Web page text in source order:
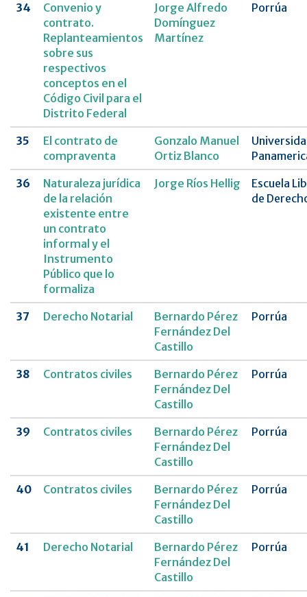
34
Convenio y
contrato.
Replanteamientos
sobre sus
respectivos
conceptos en el
Código Civil para el
Distrito Federal
Jorge Alfredo
Domínguez
Martínez
Porrúa
35
El contrato de
compraventa
Gonzalo Manuel
Ortiz Blanco
36
Naturaleza jurídica
de la relación
existente entre
un contrato
informal y el
Instrumento
Público que lo
formaliza
Jorge Ríos Hellig
Escuela
de
37 Derecho Notarial
Bernardo Pérez
Fernández Del
Castillo
Porrúa
38 Contratos civiles
Bernardo Pérez
Fernández Del
Castillo
Porrúa
39 Contratos civiles
Bernardo Pérez
Fernández Del
Castillo
Porrúa
40 Contratos civiles
Bernardo Pérez
Fernández Del
Castillo
Porrúa
41 Derecho Notarial
Bernardo Pérez
Fernández Del
Castillo
Porrúa